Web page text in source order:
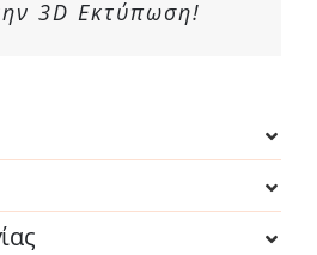
3D Εκτύπωση!